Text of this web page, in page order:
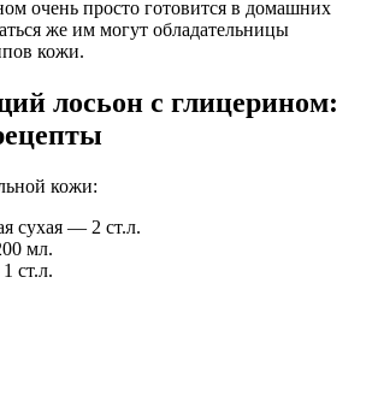
очень просто готовится в домашних
же им могут обладательницы
кожи.
лосьон с глицерином:
кожи:
сухая — 2 ст.л.
мл.
ст.л.